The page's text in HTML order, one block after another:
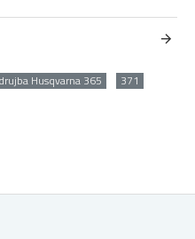
Husqvarna 365
371